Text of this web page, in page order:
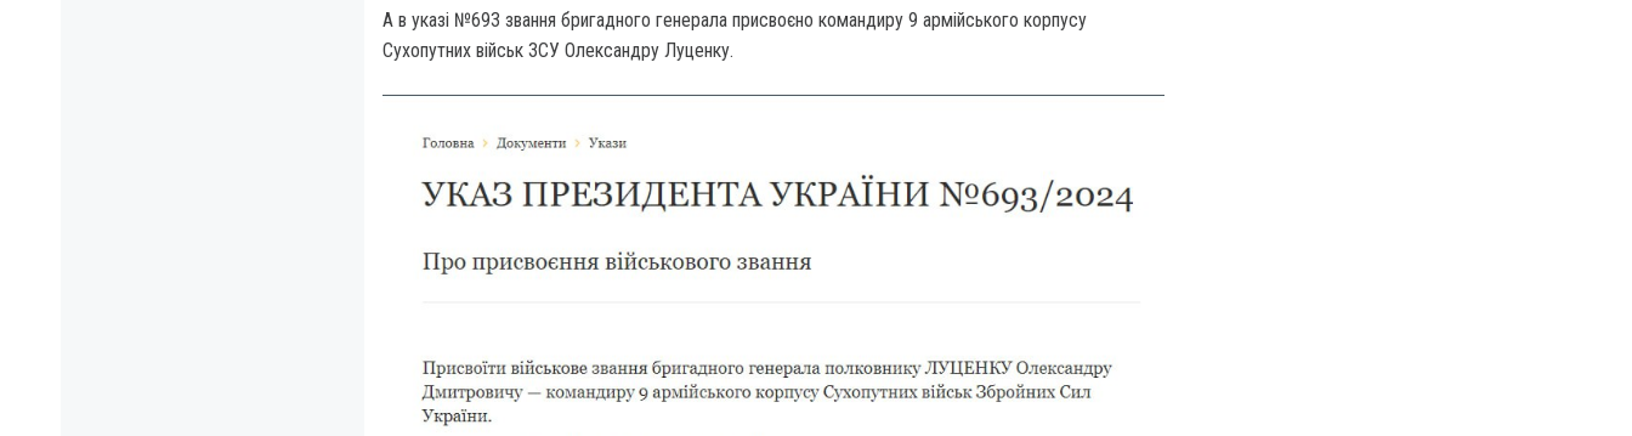
А в указі №693 звання бригадного генерала присвоєно командиру 9 армійського корпусу
Сухопутних військ ЗСУ Олександру Луценку.